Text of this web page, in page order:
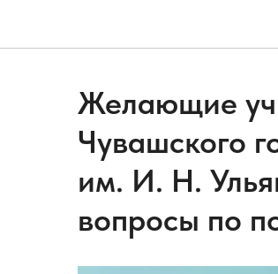
Желающие
Чувашского
им. И. Н.
вопросы по